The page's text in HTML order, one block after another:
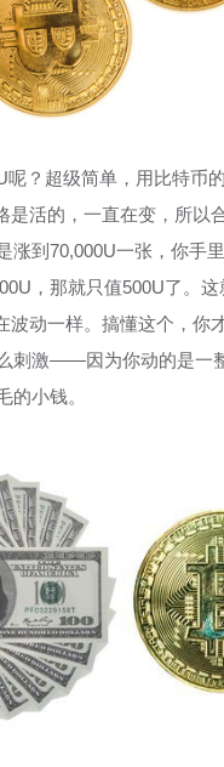
呢？超级简单，用比特币
是活的，一直在变，所以
涨到70,000U一张，你手
，那就只值500U了。
波动一样。搞懂这个，你
刺激——因为你动的是一
的小钱。